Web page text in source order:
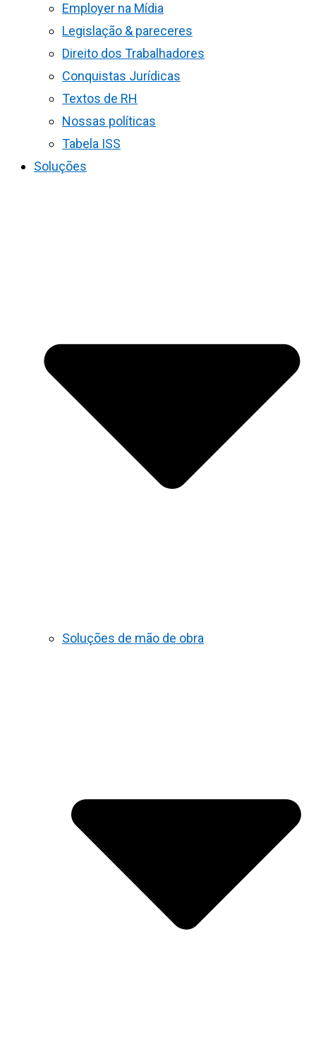
Employer na Mídia
Legislação & pareceres
Direito dos Trabalhadores
Conquistas Jurídicas
Textos de RH
Nossas políticas
Tabela ISS
Soluções
Soluções de mão de obra